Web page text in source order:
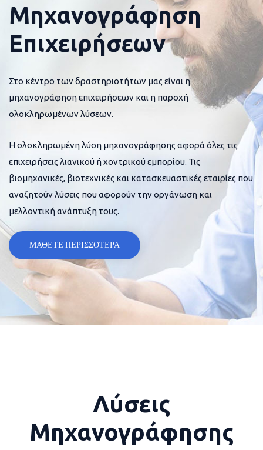
Μηχανογράφηση
Επιχειρήσεων
Στο κέντρο των δραστηριοτήτων μας είναι η
μηχανογράφηση επιχειρήσεων και η παροχή
ολοκληρωμένων λύσεων.
Η ολοκληρωμένη λύση μηχανογράφησης αφορά όλες τις
επιχειρήσεις λιανικού ή χοντρικού εμπορίου. Τις
βιομηχανικές, βιοτεχνικές και κατασκευαστικές εταιρίες που
αναζητούν λύσεις που αφορούν την οργάνωση και
μελλοντική ανάπτυξη τους.
ΜΑΘΕΤΕ ΠΕΡΙΣΣΟΤΕΡΑ
Λύσεις
Μηχανογράφησης